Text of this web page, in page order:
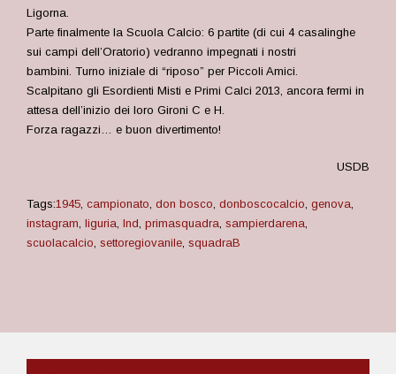
Ligorna.
Parte finalmente la Scuola Calcio: 6 partite (di cui 4 casalinghe
sui campi dell’Oratorio) vedranno impegnati i nostri
bambini. Turno iniziale di “riposo” per Piccoli Amici.
Scalpitano gli Esordienti Misti e Primi Calci 2013, ancora fermi in
attesa dell’inizio dei loro Gironi C e H.
Forza ragazzi… e buon divertimento!
USDB
Tags:1945, campionato, don bosco, donboscocalcio, genova,
instagram, liguria, lnd, primasquadra, sampierdarena,
scuolacalcio, settoregiovanile, squadraB